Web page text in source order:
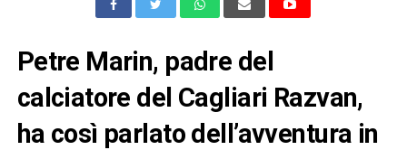
Petre Marin, padre del
calciatore del Cagliari Razvan,
ha così parlato dell’avventura in